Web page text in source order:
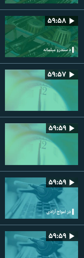
۵۹:۵۸
۵۹:۵۷
۵۹:۵۹
۵۹:۵۹
۵۹:۵۹